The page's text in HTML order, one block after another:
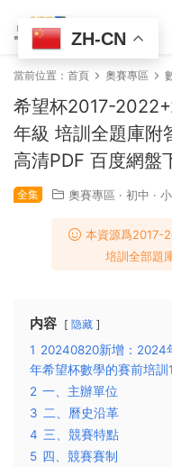
當前位置： 首頁 奧賽專區
希望杯2017-
年級 培訓全題庫附
高清PDF 百度網盤
全集 奧賽專區 · 初中 ·
本資源爲2017-
培訓全部題
内容 隐藏
1 20240820新增：2024
年希望杯數學的賽前培訓
2 一、主辦單位
3 二、曆史沿革
4 三、競賽特點
5 四、競賽賽制
ZH-CN